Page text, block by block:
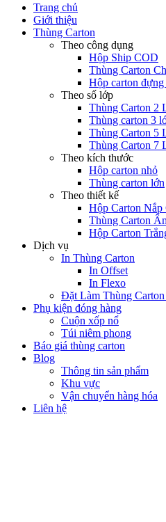
Trang chủ
Giới thiệu
Thùng Carton
Theo công dụng
Hộp Ship COD
Thùng Carton
Hộp carton
Theo số lớp
Thùng Carton 2
Thùng carton 3
Thùng Carton 5
Thùng Carton 7
Theo kích thước
Hộp carton nhỏ
Thùng carton lớn
Theo thiết kế
Hộp Carton Nắp
Thùng Carton
Hộp Carton
Dịch vụ
In Thùng Carton
In Offset
In Flexo
Đặt Làm Thùng
Phụ kiện đóng hàng
Cuộn xốp nổ
Túi niêm phong
Báo giá thùng carton
Blog
Thông tin sản phẩm
Khu vực
Vận chuyển hàng hóa
Liên hệ